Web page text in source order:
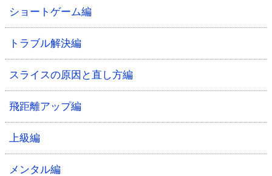
ショートゲーム編
トラブル解決編
スライスの原因と直し方編
飛距離アップ編
上級編
メンタル編